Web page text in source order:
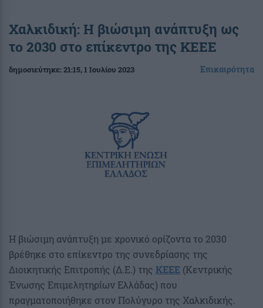
Χαλκιδική: Η βιώσιμη ανάπτυξη ως
το 2030 στο επίκεντρο της ΚΕΕΕ
δημοσιεύτηκε:21:15, 1 Ιουλίου 2023 Επικαιρότητα
Η βιώσιμη ανάπτυξη με χρονικό ορίζοντα το 2030
βρέθηκε στο επίκεντρο της συνεδρίασης της
Διοικητικής Επιτροπής (Δ.Ε.) της ΚΕΕΕ (Κεντρικής
Ένωσης Επιμελητηρίων Ελλάδας) που
πραγματοποιήθηκε στον Πολύγυρο της Χαλκιδικής.